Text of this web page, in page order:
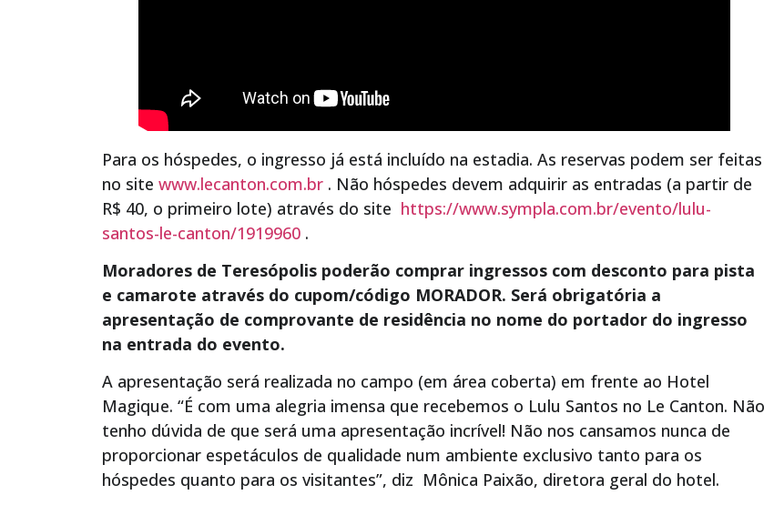
Para os hóspedes, o ingresso já está incluído na estadia. As reservas podem ser feitas
no site www.lecanton.com.br . Não hóspedes devem adquirir as entradas (a partir de
R$ 40, o primeiro lote) através do site https://www.sympla.com.br/evento/lulu-
santos-le-canton/1919960 .
Moradores de Teresópolis poderão comprar ingressos com desconto para pista
e camarote através do cupom/código MORADOR. Será obrigatória a
apresentação de comprovante de residência no nome do portador do ingresso
na entrada do evento.
A apresentação será realizada no campo (em área coberta) em frente ao Hotel
Magique. “É com uma alegria imensa que recebemos o Lulu Santos no Le Canton. Não
tenho dúvida de que será uma apresentação incrível! Não nos cansamos nunca de
proporcionar espetáculos de qualidade num ambiente exclusivo tanto para os
hóspedes quanto para os visitantes”, diz Mônica Paixão, diretora geral do hotel.